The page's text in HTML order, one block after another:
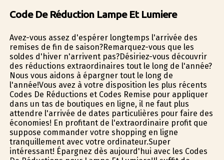
Code De Réduction Lampe Et Lumiere
Avez-vous assez d'espérer longtemps l'arrivée des
remises de fin de saison?Remarquez-vous que les
soldes d'hiver n'arrivent pas?Désiriez-vous découvrir
des réductions extraordinaires tout le long de l'année?
Nous vous aidons à épargner tout le long de
l'année!Vous avez à votre disposition les plus récents
Codes De Réductions et Codes Remise pour appliquer
dans un tas de boutiques en ligne, il ne faut plus
attendre l'arrivée de dates particulières pour faire des
économies! En profitant de l'extraordinaire profit que
suppose commander votre shopping en ligne
tranquillement avec votre ordinateur.Super
intéressant! Épargnez dès aujourd'hui avec les Codes